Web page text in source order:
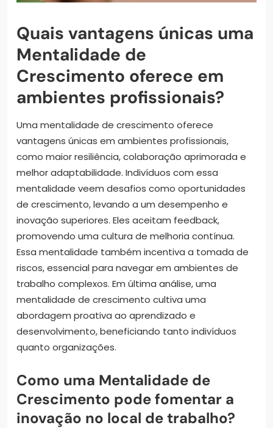
Quais vantagens únicas uma
Mentalidade de
Crescimento oferece em
ambientes profissionais?
Uma mentalidade de crescimento oferece
vantagens únicas em ambientes profissionais,
como maior resiliência, colaboração aprimorada e
melhor adaptabilidade. Indivíduos com essa
mentalidade veem desafios como oportunidades
de crescimento, levando a um desempenho e
inovação superiores. Eles aceitam feedback,
promovendo uma cultura de melhoria contínua.
Essa mentalidade também incentiva a tomada de
riscos, essencial para navegar em ambientes de
trabalho complexos. Em última análise, uma
mentalidade de crescimento cultiva uma
abordagem proativa ao aprendizado e
desenvolvimento, beneficiando tanto indivíduos
quanto organizações.
Como uma Mentalidade de
Crescimento pode fomentar a
inovação no local de trabalho?